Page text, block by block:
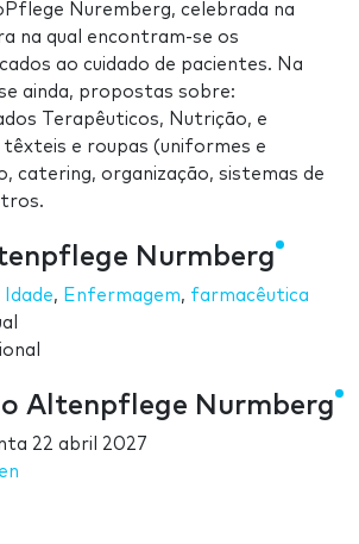
Nuremberg, celebrada na
na qual encontram-se os
ao cuidado de pacientes. Na
ainda, propostas sobre:
Terapêuticos, Nutrição, e
e roupas (uniformes e
catering, organização, sistemas de
Nurmberg
Idade, Enfermagem, farmacêutica
Altenpflege Nurmberg
22 abril 2027